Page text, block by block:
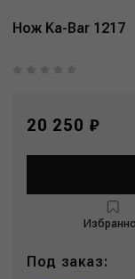
Нож Ka-Bar 1217
20 250 ₽
Под заказ: